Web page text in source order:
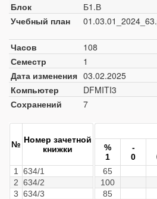
Блок
Б1.В
Учебный план
Часов
108
Семестр
1
Дата изменения 03.02.2025
Компьютер
DFMITI3
Сохранений
7
№ Номер зачетной
книжки
1
634/1
2 634/2
3 634/3
%
1
-
0
65
100
85